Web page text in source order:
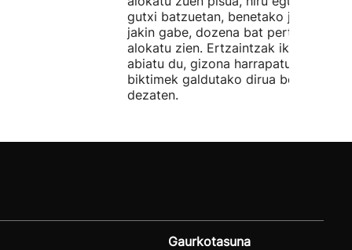
gutxi batzuetan, benetako jabeak
jakin gabe, dozena bat pertsonari
alokatu zien. Ertzaintzak ikerketa
abiatu du, gizona harrapatu eta
biktimek galdutako dirua berreskura
dezaten.
Gaurkotasuna